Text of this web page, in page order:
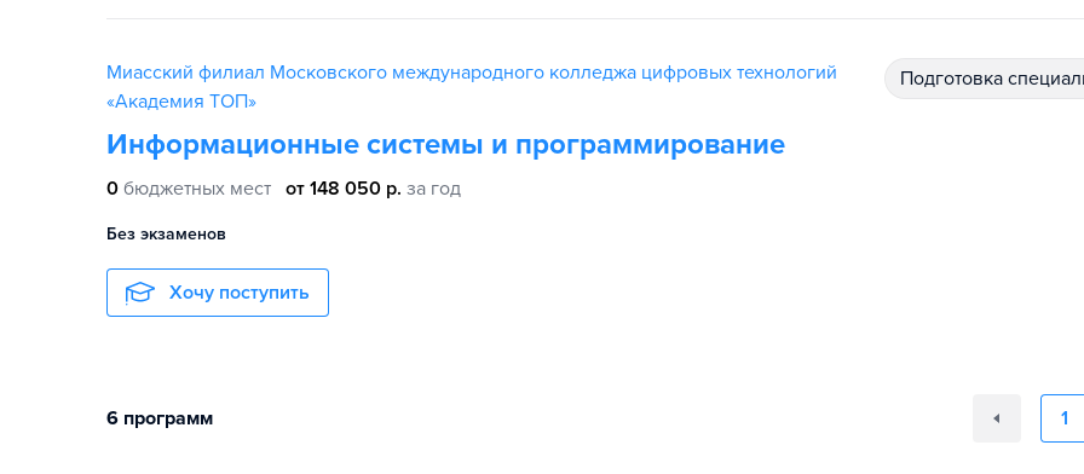
Миасский филиал Московского международного колледжа цифровых технологий
«Академия TOП»
Информационные системы и программирование
0 бюджетных мест от 148 050 р. за год
Без экзаменов
Хочу поступить
подготовка
6 программ 1